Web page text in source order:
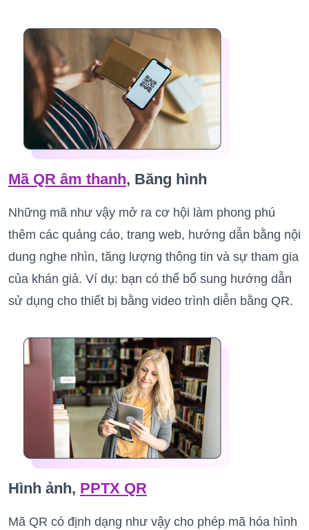
Mã QR âm thanh, Băng hình
Những mã như vậy mở ra cơ hội làm phong phú
thêm các quảng cáo, trang web, hướng dẫn bằng nội
dung nghe nhìn, tăng lượng thông tin và sự tham gia
của khán giả. Ví dụ: bạn có thể bổ sung hướng dẫn
sử dụng cho thiết bị bằng video trình diễn bằng QR.
Hình ảnh, PPTX QR
Mã QR có định dạng như vậy cho phép mã hóa hình